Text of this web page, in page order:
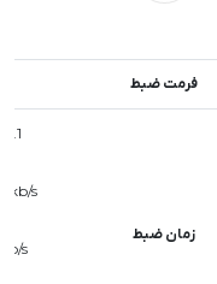
فرمت ضبط
زمان ضبط
kb/s
s